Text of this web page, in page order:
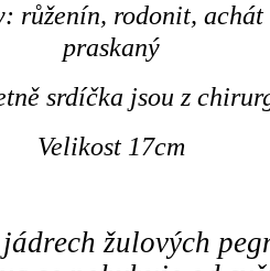
růženín, rodonit,
praskaný
srdíčka jsou z
Velikost 17cm
žulových